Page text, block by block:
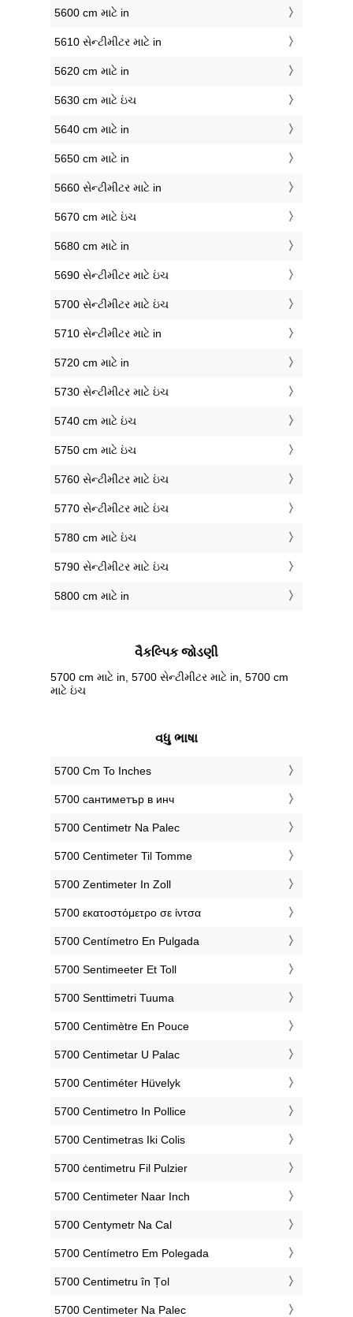
5600 cm માટે in
5610 સેન્ટીમીટર માટે in
5620 cm માટે in
5630 cm માટે ઇંચ
5640 cm માટે in
5650 cm માટે in
5660 સેન્ટીમીટર માટે in
5670 cm માટે ઇંચ
5680 cm માટે in
5690 સેન્ટીમીટર માટે ઇંચ
5700 સેન્ટીમીટર માટે ઇંચ
5710 સેન્ટીમીટર માટે in
5720 cm માટે in
5730 સેન્ટીમીટર માટે ઇંચ
5740 cm માટે ઇંચ
5750 cm માટે ઇંચ
5760 સેન્ટીમીટર માટે ઇંચ
5770 સેન્ટીમીટર માટે ઇંચ
5780 cm માટે ઇંચ
5790 સેન્ટીમીટર માટે ઇંચ
5800 cm માટે in
વૈકલ્પિક જોડણી
5700 cm માટે in, 5700 સેન્ટીમીટર માટે in, 5700 cm
માટે ઇંચ
વધુ ભાષા
‎5700 Cm To Inches
‎5700 сантиметър в инч
‎5700 Centimetr Na Palec
‎5700 Centimeter Til Tomme
‎5700 Zentimeter In Zoll
‎5700 εκατοστόμετρο σε ίντσα
‎5700 Centímetro En Pulgada
‎5700 Sentimeeter Et Toll
‎5700 Senttimetri Tuuma
‎5700 Centimètre En Pouce
‎5700 Centimetar U Palac
‎5700 Centiméter Hüvelyk
‎5700 Centimetro In Pollice
‎5700 Centimetras Iki Colis
‎5700 ċentimetru Fil Pulzier
‎5700 Centimeter Naar Inch
‎5700 Centymetr Na Cal
‎5700 Centímetro Em Polegada
‎5700 Centimetru în Țol
‎5700 Centimeter Na Palec